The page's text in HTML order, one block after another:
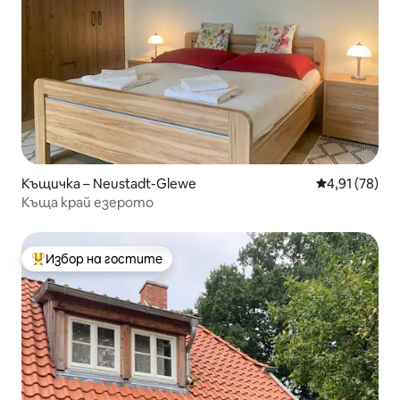
Къщичка – Neustadt-Glewe Средна
4,91 (78)
Къща край езерото
Най-популярен избор на гостите
Избор на гостите